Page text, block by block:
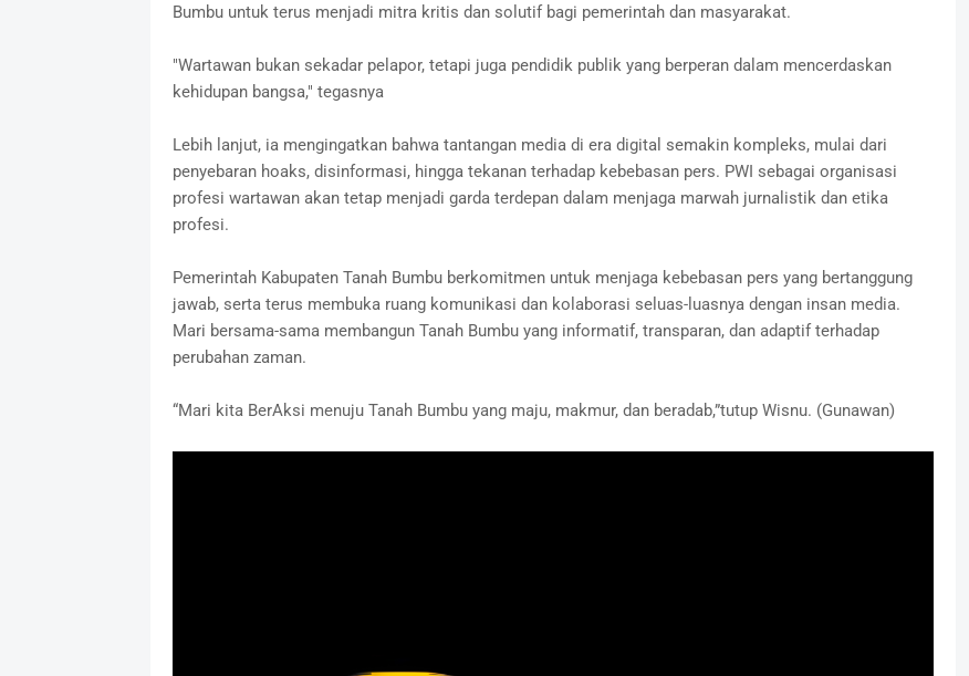
Bumbu untuk terus menjadi mitra kritis dan solutif bagi pemerintah dan masyarakat.
"Wartawan bukan sekadar pelapor, tetapi juga pendidik publik yang berperan dalam mencerdaskan
kehidupan bangsa," tegasnya
Lebih lanjut, ia mengingatkan bahwa tantangan media di era digital semakin kompleks, mulai dari
penyebaran hoaks, disinformasi, hingga tekanan terhadap kebebasan pers. PWI sebagai organisasi
profesi wartawan akan tetap menjadi garda terdepan dalam menjaga marwah jurnalistik dan etika
profesi.
Pemerintah Kabupaten Tanah Bumbu berkomitmen untuk menjaga kebebasan pers yang bertanggung
jawab, serta terus membuka ruang komunikasi dan kolaborasi seluas-luasnya dengan insan media.
Mari bersama-sama membangun Tanah Bumbu yang informatif, transparan, dan adaptif terhadap
perubahan zaman.
“Mari kita BerAksi menuju Tanah Bumbu yang maju, makmur, dan beradab,”tutup Wisnu. (Gunawan)